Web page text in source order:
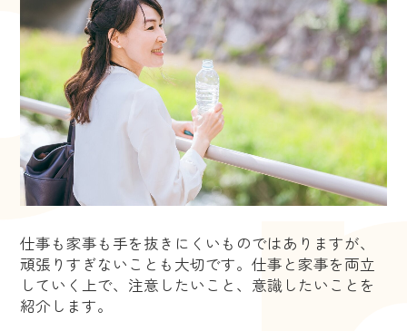
仕事も家事も手を抜きにくいものではありますが、
頑張りすぎないことも大切です。仕事と家事を両立
していく上で、注意したいこと、意識したいことを
紹介します。